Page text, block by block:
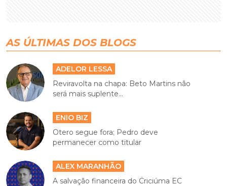
AS ÚLTIMAS DOS BLOGS
ADELOR LESSA
Reviravolta na chapa: Beto Martins não
será mais suplente...
ENIO BIZ
Otero segue fora; Pedro deve
permanecer como titular
ALEX MARANHÃO
A salvação financeira do Criciúma EC